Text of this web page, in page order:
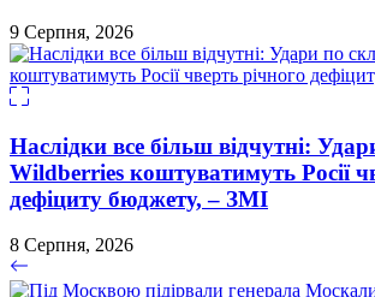
9 Серпня, 2026
Наслідки все більш відчутні:
Wildberries коштуватимуть Росії
дефіциту бюджету, – ЗМІ
8 Серпня, 2026